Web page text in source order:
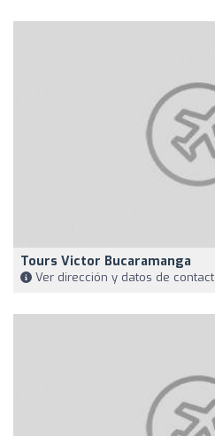
Tours Victor Bucaramanga
Ver dirección y datos de